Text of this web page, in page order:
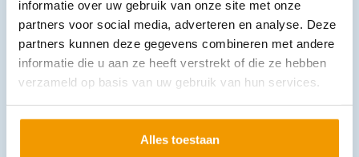
informatie over uw gebruik van onze site met onze
partners voor social media, adverteren en analyse. Deze
partners kunnen deze gegevens combineren met andere
informatie die u aan ze heeft verstrekt of die ze hebben
verzameld op basis van uw gebruik van hun services.
Alles toestaan
Koolzuursneeuwblusser Gloria KS-5ST